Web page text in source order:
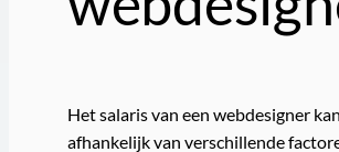
Het salaris van een webdesigner
afhankelijk van verschillende